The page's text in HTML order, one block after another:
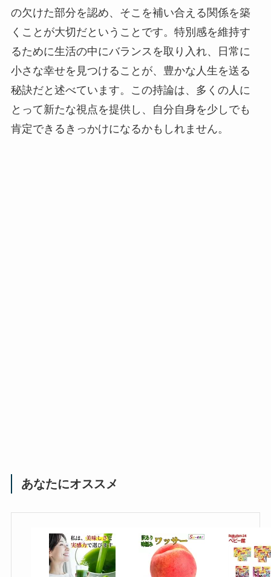
の欠けた部分を認め、そこを補い合える関係を築
くことが大切だということです。特別感を維持す
るために生活の中にバランスを取り入れ、日常に
小さな幸せを見つけることが、豊かな人生を送る
秘訣だと述べています。この持論は、多くの人に
とって新たな視点を提供し、自分自身を少しでも
肯定できるきっかけになるかもしれません。
あなたにオススメ